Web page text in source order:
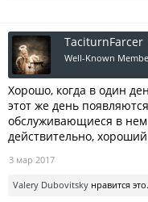
TaciturnFarcer
Well-Known
Хорошо, когда в один
этот же день
обслуживающиеся в нем
действительно,
3 мар 2017
Valery Dubovitsky нравится это.